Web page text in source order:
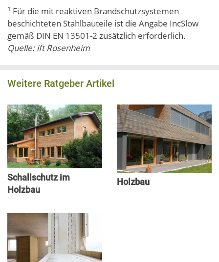
1 Für die mit reaktiven Brandschutzsystemen
beschichteten Stahlbauteile ist die Angabe IncSlow
gemäß DIN EN 13501-2 zusätzlich erforderlich.
Quelle: ift Rosenheim
Weitere Ratgeber Artikel
Schallschutz im
Holzbau
Holzbau